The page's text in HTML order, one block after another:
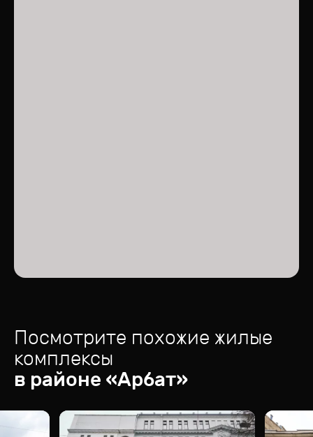
Посмотрите похожие жилые
комплексы
в районе «Арбат»